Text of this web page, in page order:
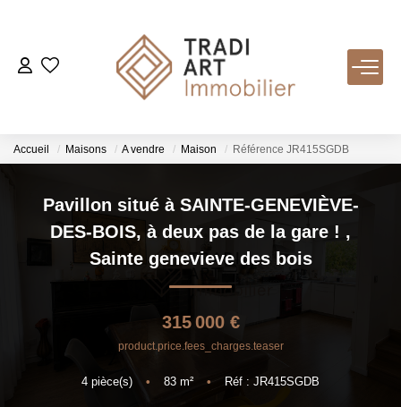
ACHETER
LOUER
VENDRE
Estimer
Biens Vendus
Accueil Maisons A vendre Maison Référence JR415SGDB
Pavillon situé à SAINTE-GENEVIÈVE-
DES-BOIS, à deux pas de la gare ! ,
Sainte genevieve des bois
315 000 €
product.price.fees_charges.teaser
4 pièce(s) • 83 m² • Réf : JR415SGDB